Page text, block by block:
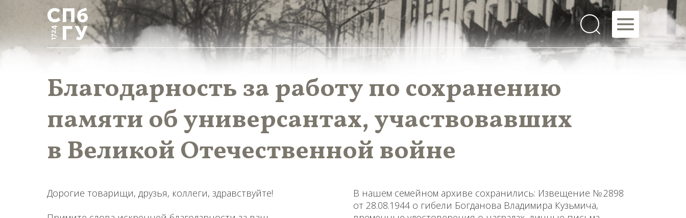
Благодарность за работу по сохранению
памяти об универсантах, участвовавших
в Великой Отечественной войне
Дорогие товарищи, друзья, коллеги, здравствуйте!
В нашем семейном архиве сохранились: Извещение № 2898
от 28.08.1944 о гибели Богданова Владимира Кузьмича,